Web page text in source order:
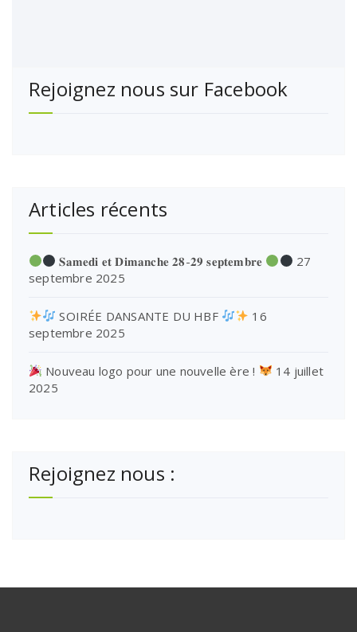
Rejoignez nous sur Facebook
Articles récents
𝐒𝐚𝐦𝐞𝐝𝐢 𝐞𝐭 𝐃𝐢𝐦𝐚𝐧𝐜𝐡𝐞 𝟐𝟖-𝟐𝟗 𝐬𝐞𝐩𝐭𝐞𝐦𝐛𝐫𝐞
27
septembre 2025
SOIRÉE DANSANTE DU HBF
16
septembre 2025
Nouveau logo pour une nouvelle ère !
14 juillet
2025
Rejoignez nous :